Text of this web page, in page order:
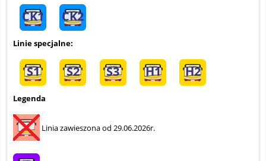
CK1 CK2
Linie specjalne:
S1 S2 S3 H1 H2
Legenda
Linia zawieszona od 29.06.2026r.